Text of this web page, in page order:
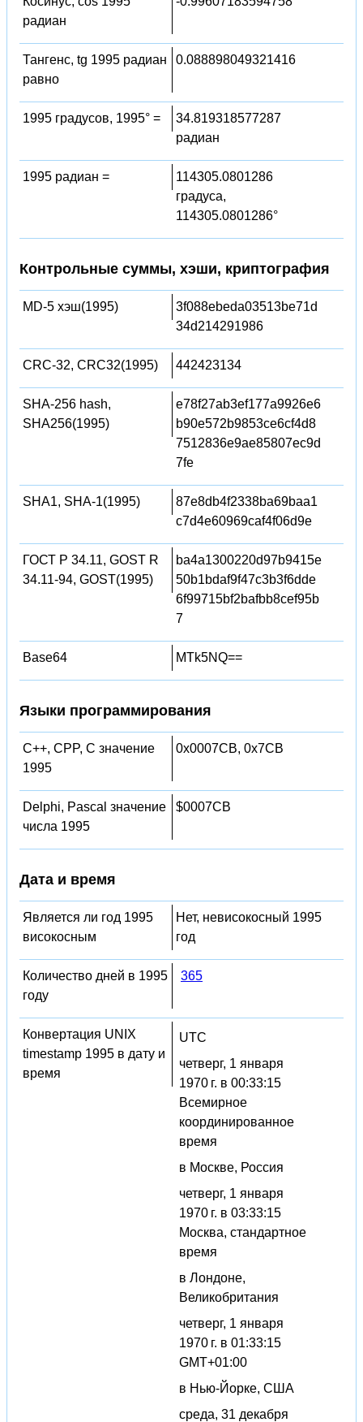
радиан
Тангенс, tg 1995 радиан
равно
0.088898049321416
1995 градусов, 1995° =
34.819318577287
радиан
1995 радиан =
114305.0801286
градуса,
114305.0801286°
Контрольные суммы, хэши, криптография
MD-5 хэш(1995)
3f088ebeda03513be71d
34d214291986
CRC-32, CRC32(1995) 442423134
SHA-256 hash,
SHA256(1995)
e78f27ab3ef177a9926e6
b90e572b9853ce6cf4d8
7512836e9ae85807ec9d
7fe
SHA1, SHA-1(1995)
87e8db4f2338ba69baa1
c7d4e60969caf4f06d9e
ГОСТ Р 34.11, GOST R
34.11-94, GOST(1995)
ba4a1300220d97b9415e
50b1bdaf9f47c3b3f6dde
6f99715bf2bafbb8cef95b
7
Base64 MTk5NQ==
Языки программирования
C++, CPP, C значение
1995
0x0007CB, 0x7CB
Delphi, Pascal значение
числа 1995
$0007CB
Дата и время
Является ли год 1995
високосным
Нет, невисокосный 1995
год
Количество дней в 1995
году
365
Конвертация UNIX
timestamp 1995 в дату и
время
UTC
четверг, 1 января
1970 г. в 00:33:15
Всемирное
координированное
время
в Москве, Россия
четверг, 1 января
1970 г. в 03:33:15
Москва, стандартное
время
в Лондоне,
Великобритания
четверг, 1 января
1970 г. в 01:33:15
GMT+01:00
в Нью-Йорке, США
среда, 31 декабря